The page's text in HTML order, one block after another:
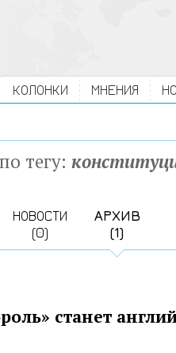
КОЛОНКИ МНЕНИЯ
тегу:
НОВОСТИ
(0)
АРХИВ
(1)
станет